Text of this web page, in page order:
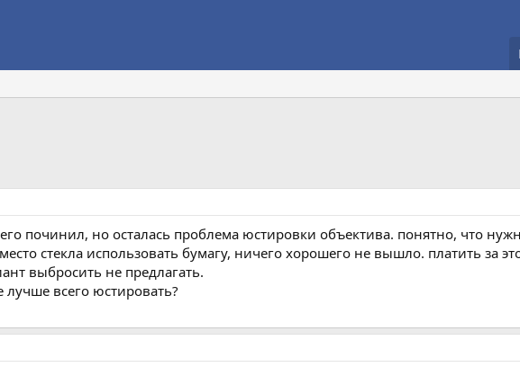
починил, но осталась проблема юстировки объектива. понятно, что
стекла использовать бумагу, ничего хорошего не вышло. платить за
выбросить не предлагать.
всего юстировать?